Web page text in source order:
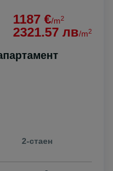
1187 €/m2
2321.57 лв/m2
2-стаен